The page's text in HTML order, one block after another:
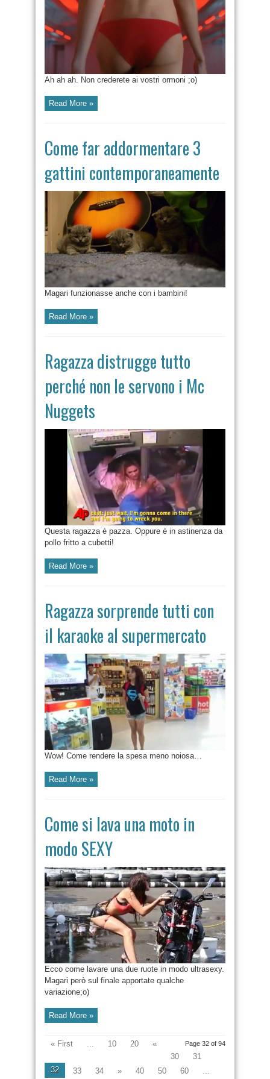
Ah ah ah. Non crederete ai vostri ormoni ;o)
Read More »
Come far addormentare 3
gattini contemporaneamente
Magari funzionasse anche con i bambini!
Read More »
Ragazza distrugge tutto
perché non le servono i Mc
Nuggets
Questa ragazza è pazza. Oppure è in astinenza da
pollo fritto a cubetti!
Read More »
Ragazza sorprende tutti con
il karaoke al supermercato
Wow! Come rendere la spesa meno noiosa…
Read More »
Come si lava una moto in
modo SEXY
Ecco come lavare una due ruote in modo ultrasexy.
Magari però sul finale apportate qualche
variazione;o)
Read More »
Page 32 of 94
« First ... 10 20
«
30
31
32
33 34 » 40 50 60
...